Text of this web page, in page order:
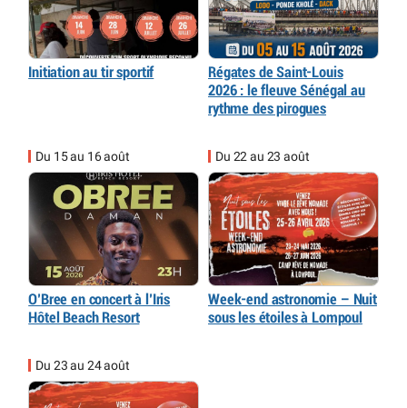
Initiation au tir sportif
Régates de Saint-Louis
2026 : le fleuve Sénégal au
rythme des pirogues
Du 15 au 16 août
O’Bree en concert à l’Iris
Hôtel Beach Resort
Du 22 au 23 août
Week-end astronomie – Nuit
sous les étoiles à Lompoul
Du 23 au 24 août